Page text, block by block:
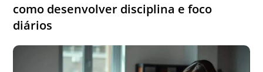
como desenvolver disciplina e foco
diários